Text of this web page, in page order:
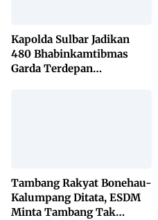
Kapolda Sulbar Jadikan
480 Bhabinkamtibmas
Garda Terdepan
Tambang Rakyat Bonehau-
Kalumpang Ditata, ESDM
Minta Tambang Tak